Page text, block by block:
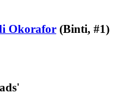
Okorafor (Binti, #1)